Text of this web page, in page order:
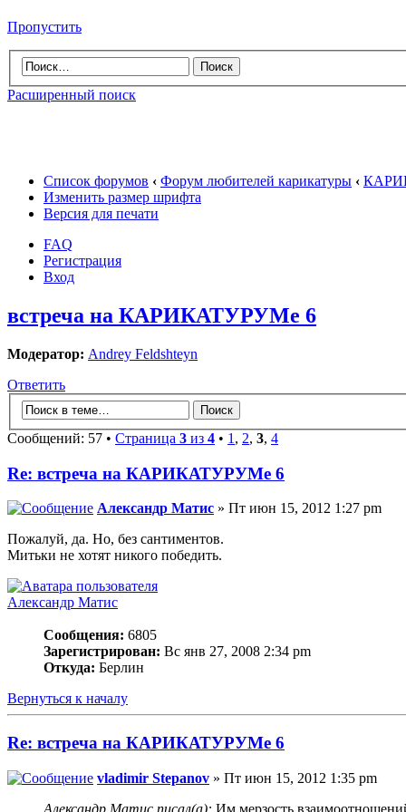
Пропустить
Расширенный поиск
Список форумов ‹ Форум любителей карикатуры ‹
Изменить размер шрифта
Версия для печати
FAQ
Регистрация
Вход
встреча на КАРИКАТУРУМе 6
Модератор: Andrey Feldshteyn
Ответить
Сообщений: 57 • Страница 3 из 4 • 1 , 2, 3, 4
Re: встреча на КАРИКАТУРУМе 6
Александр Матис » Пт июн 15, 2012 1:27 pm
Пожалуй, да. Но, без сантиментов.
Митьки не хотят никого победить.
Александр Матис
Сообщения: 6805
Зарегистрирован: Вс янв 27, 2008 2:34 pm
Откуда: Берлин
Вернуться к началу
Re: встреча на КАРИКАТУРУМе 6
vladimir Stepanov » Пт июн 15, 2012 1:35 pm
Александр Матис писал(а): Им мерзость